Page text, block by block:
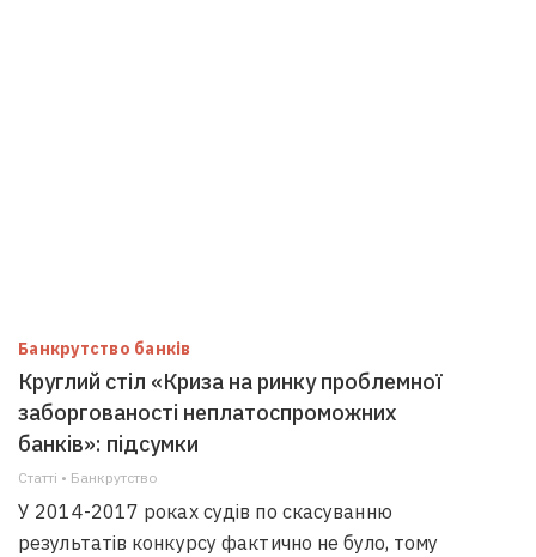
Банкрутство банків
Круглий стіл «Криза на ринку проблемної
заборгованості неплатоспроможних
банків»: підсумки
Статті • Банкрутство
У 2014-2017 роках судів по скасуванню
результатів конкурсу фактично не було, тому